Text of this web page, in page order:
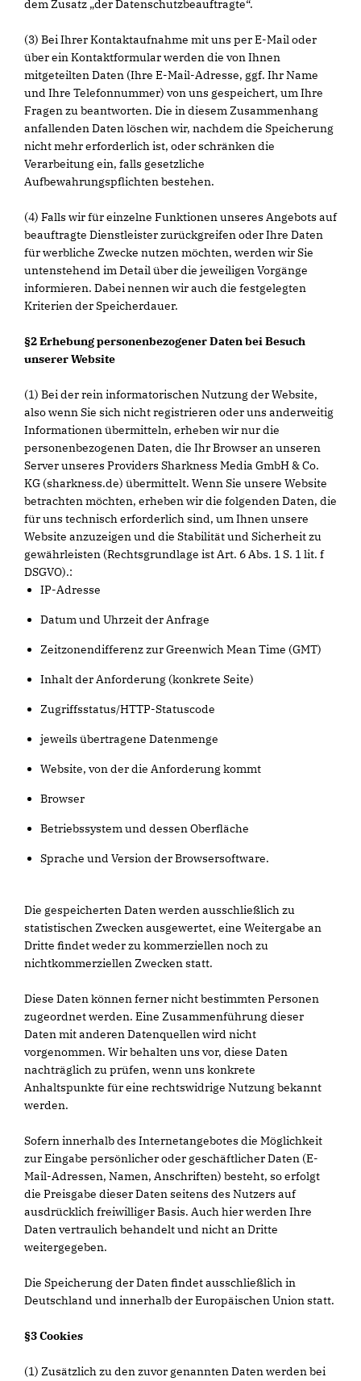
dem Zusatz „der Datenschutzbeauftragte“.
(3) Bei Ihrer Kontaktaufnahme mit uns per E-Mail oder
über ein Kontaktformular werden die von Ihnen
mitgeteilten Daten (Ihre E-Mail-Adresse, ggf. Ihr Name
und Ihre Telefonnummer) von uns gespeichert, um Ihre
Fragen zu beantworten. Die in diesem Zusammenhang
anfallenden Daten löschen wir, nachdem die Speicherung
nicht mehr erforderlich ist, oder schränken die
Verarbeitung ein, falls gesetzliche
Aufbewahrungspflichten bestehen.
(4) Falls wir für einzelne Funktionen unseres Angebots auf
beauftragte Dienstleister zurückgreifen oder Ihre Daten
für werbliche Zwecke nutzen möchten, werden wir Sie
untenstehend im Detail über die jeweiligen Vorgänge
informieren. Dabei nennen wir auch die festgelegten
Kriterien der Speicherdauer.
§2 Erhebung personenbezogener Daten bei Besuch
unserer Website
(1) Bei der rein informatorischen Nutzung der Website,
also wenn Sie sich nicht registrieren oder uns anderweitig
Informationen übermitteln, erheben wir nur die
personenbezogenen Daten, die Ihr Browser an unseren
Server unseres Providers Sharkness Media GmbH & Co.
KG (sharkness.de) übermittelt. Wenn Sie unsere Website
betrachten möchten, erheben wir die folgenden Daten, die
für uns technisch erforderlich sind, um Ihnen unsere
Website anzuzeigen und die Stabilität und Sicherheit zu
gewährleisten (Rechtsgrundlage ist Art. 6 Abs. 1 S. 1 lit. f
DSGVO).:
IP-Adresse
Datum und Uhrzeit der Anfrage
Zeitzonendifferenz zur Greenwich Mean Time (GMT)
Inhalt der Anforderung (konkrete Seite)
Zugriffsstatus/HTTP-Statuscode
jeweils übertragene Datenmenge
Website, von der die Anforderung kommt
Browser
Betriebssystem und dessen Oberfläche
Sprache und Version der Browsersoftware.
Die gespeicherten Daten werden ausschließlich zu
statistischen Zwecken ausgewertet, eine Weitergabe an
Dritte findet weder zu kommerziellen noch zu
nichtkommerziellen Zwecken statt.
Diese Daten können ferner nicht bestimmten Personen
zugeordnet werden. Eine Zusammenführung dieser
Daten mit anderen Datenquellen wird nicht
vorgenommen. Wir behalten uns vor, diese Daten
nachträglich zu prüfen, wenn uns konkrete
Anhaltspunkte für eine rechtswidrige Nutzung bekannt
werden.
Sofern innerhalb des Internetangebotes die Möglichkeit
zur Eingabe persönlicher oder geschäftlicher Daten (E-
Mail-Adressen, Namen, Anschriften) besteht, so erfolgt
die Preisgabe dieser Daten seitens des Nutzers auf
ausdrücklich freiwilliger Basis. Auch hier werden Ihre
Daten vertraulich behandelt und nicht an Dritte
weitergegeben.
Die Speicherung der Daten findet ausschließlich in
Deutschland und innerhalb der Europäischen Union statt.
§3 Cookies
(1) Zusätzlich zu den zuvor genannten Daten werden bei